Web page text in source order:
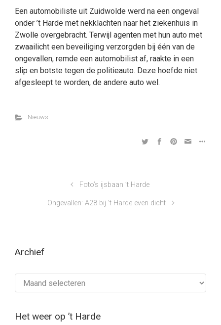
Een automobiliste uit Zuidwolde werd na een ongeval
onder ’t Harde met nekklachten naar het ziekenhuis in
Zwolle overgebracht. Terwijl agenten met hun auto met
zwaailicht een beveiliging verzorgden bij één van de
ongevallen, remde een automobilist af, raakte in een
slip en botste tegen de politieauto. Deze hoefde niet
afgesleept te worden, de andere auto wel.
Nieuws
Foto’s ijsbaan ’t Harde
Ongevallen: A28 bij ’t Harde even dicht
Archief
Het weer op ’t Harde